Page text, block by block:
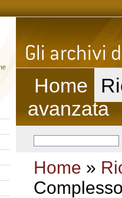
Home
avanzata
Home »